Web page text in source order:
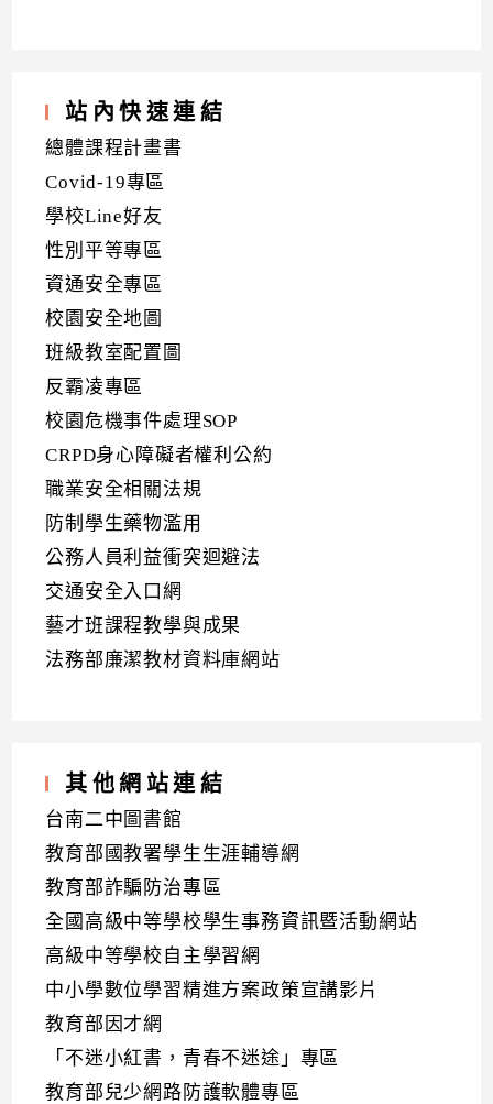
站內快速連結
總體課程計畫書
Covid-19專區
學校Line好友
性別平等專區
資通安全專區
校園安全地圖
班級教室配置圖
反霸凌專區
校園危機事件處理SOP
CRPD身心障礙者權利公約
職業安全相關法規
防制學生藥物濫用
公務人員利益衝突迴避法
交通安全入口網
藝才班課程教學與成果
法務部廉潔教材資料庫網站
其他網站連結
台南二中圖書館
教育部國教署學生生涯輔導網
教育部詐騙防治專區
全國高級中等學校學生事務資訊暨活動網站
高級中等學校自主學習網
中小學數位學習精進方案政策宣講影片
教育部因才網
「不迷小紅書，青春不迷途」專區
教育部兒少網路防護軟體專區